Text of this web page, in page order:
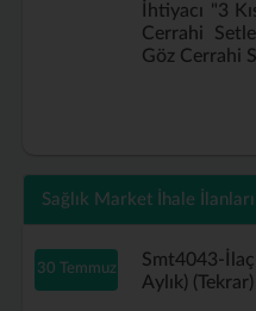
İhtiyacı "3
Cerrahi
Göz Cerrahi
Sağlık Market İhale İlanları
30 Temmuz
Smt4043-İlaç
Aylık) (Tekrar)